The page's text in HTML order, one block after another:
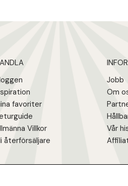
favoriter
Villkor
återförsäljare
Jobb
Om
Vår